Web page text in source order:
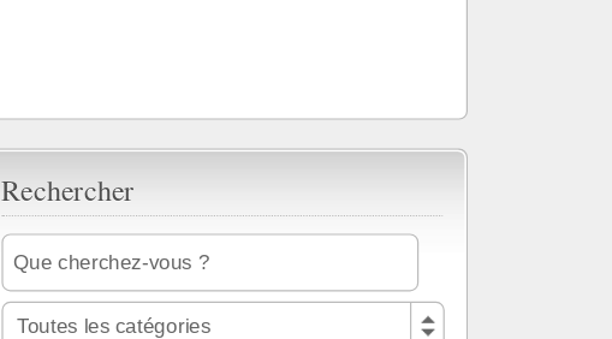
Rechercher
Toutes les catégories